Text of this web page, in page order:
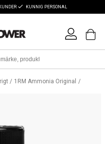
KUNNIG PERSONAL
1RM Ammonia Original